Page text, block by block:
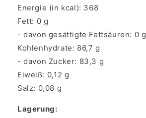
Energie (in kcal): 368
Fett: 0 g
- davon gesättigte Fettsäuren: 0 g
Kohlenhydrate: 86,7 g
- davon Zucker: 83,3 g
Eiweiß: 0,12 g
Salz: 0,08 g
Lagerung: